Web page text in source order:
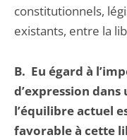
constitutionnels,
existants, entre la
B. Eu égard à
d’expression
l’équilibre actuel
favorable à cette